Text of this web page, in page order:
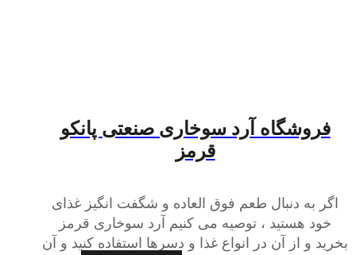
فروشگاه آرد سوخاری صنعتی پانکو
قرمز
اگر به دنبال طعم فوق العاده و شگفت انگیز غذای
خود هستید ، توصیه می کنیم آرد سوخاری قرمز
بخرید و از آن در انواع غذا و دسرها استفاده کنید و آن